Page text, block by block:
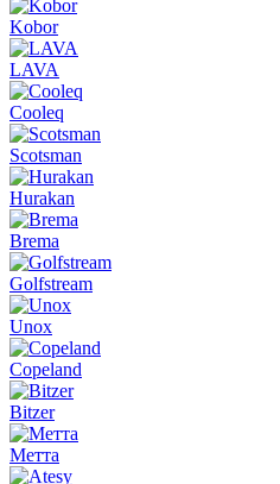
Kobor
LAVA
Cooleq
Scotsman
Hurakan
Brema
Golfstream
Unox
Copeland
Bitzer
Метта